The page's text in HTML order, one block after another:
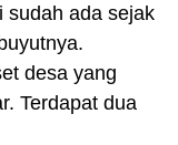
sudah ada sejak
desa yang
Terdapat dua